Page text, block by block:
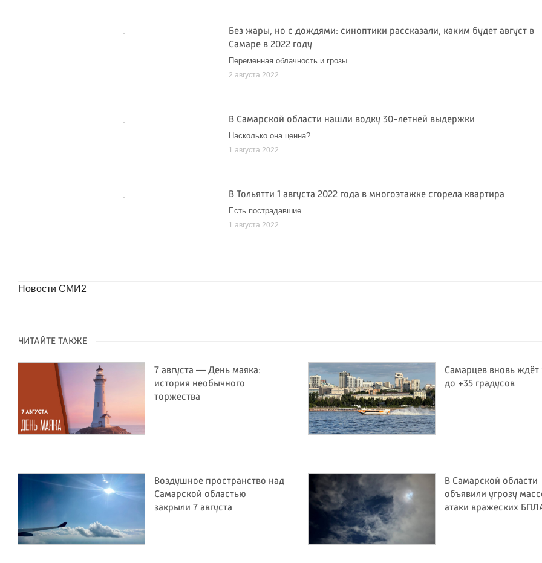
Без жары, но с дождями: синоптики рассказали, каким будет август в
Самаре в 2022 году
Переменная облачность и грозы
2 августа 2022
В Самарской области нашли водку 30-летней выдержки
Насколько она ценна?
1 августа 2022
В Тольятти 1 августа 2022 года в многоэтажке сгорела квартира
Есть пострадавшие
1 августа 2022
Новости СМИ2
ЧИТАЙТЕ ТАКЖЕ
7 августа — День маяка:
история необычного
торжества
Самарцев вновь ждёт
до +35 градусов
Воздушное пространство над
Самарской областью
закрыли 7 августа
В Самарской области
объявили угрозу
атаки вражеских